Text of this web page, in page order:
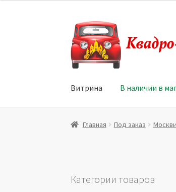
Перейти
к
навигации
Перейти
к
содержимому
Витрина В наличии в
Главная Витрина Мой аккаунт
Главная Под заказ
Категории товаров